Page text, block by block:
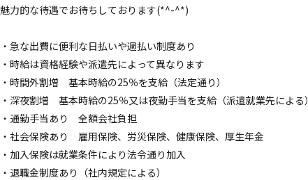
魅力的な待遇でお待ちしております(*^-^*)
・急な出費に便利な日払いや週払い制度あり
・時給は資格経験や派遣先によって異なります
・時間外割増 基本時給の25％を支給（法定通り）
・深夜割増 基本時給の25％又は夜勤手当を支給（派遣就業先による）
・通勤手当あり 全額会社負担
・社会保険あり 雇用保険、労災保険、健康保険、厚生年金
・加入保険は就業条件により法令通り加入
・退職金制度あり（社内規定による）